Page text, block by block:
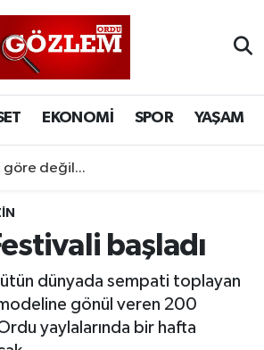
EKONOMİ SPOR YAŞAM
göre değil...
başladı
dünyada sempati toplayan
gönül veren 200
yaylalarında bir hafta
Eczaneler
Vakitleri
Haritası
Durumu ve Fikstür